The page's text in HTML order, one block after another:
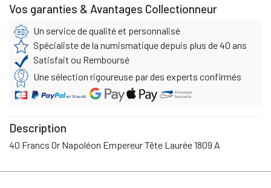
Vos garanties & Avantages Collectionneur
Un service de qualité et personnalisé
Spécialiste de la numismatique depuis plus de 40 ans
Satisfait ou Remboursé
Une sélection rigoureuse par des experts confirmés
Description
40 Francs Or Napoléon Empereur Tête Laurée 1809 A